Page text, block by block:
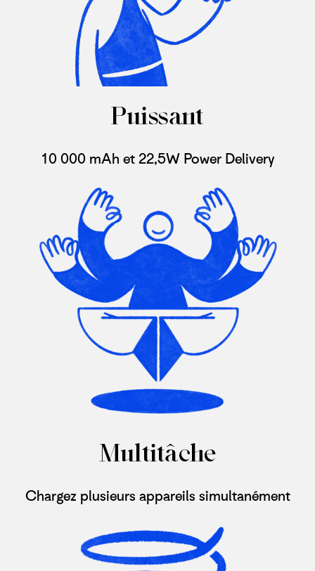
Puissant
10 000 mAh et 22,5W Power Delivery
Multitâche
Chargez plusieurs appareils simultanément